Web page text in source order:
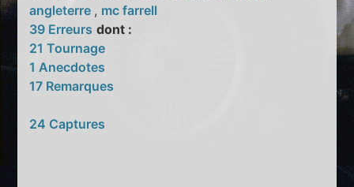
angleterre , mc farrell
39 Erreurs dont :
21 Tournage
1 Anecdotes
17 Remarques
24 Captures